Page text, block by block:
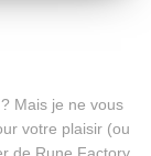
Mais je ne vous
votre plaisir (ou
de Rune Factory.